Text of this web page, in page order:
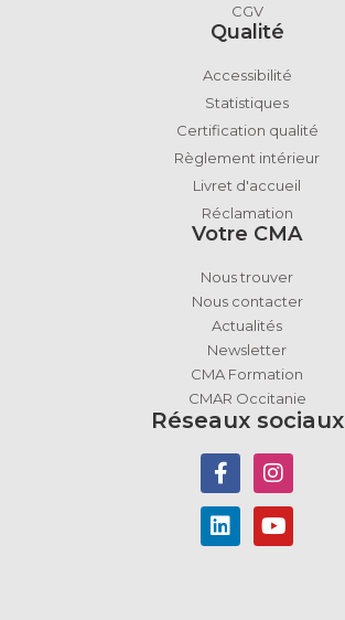
CGV
Qualité
Accessibilité
Statistiques
Certification qualité
Règlement intérieur
Livret d'accueil
Réclamation
Votre CMA
Nous trouver
Nous contacter
Actualités
Newsletter
CMA Formation
CMAR Occitanie
Réseaux sociaux